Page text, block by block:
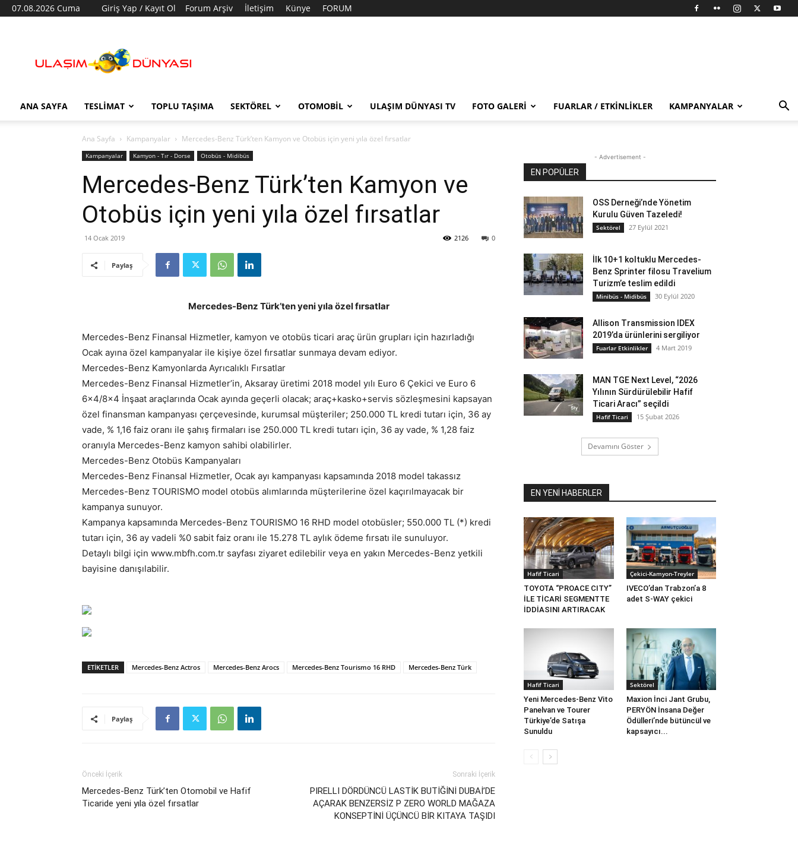
07.08.2026 Cuma Giriş Yap / Kayıt Ol Forum Arşiv İletişim Künye FORUM
Dünyası
ANA SAYFA TESLIMAT TOPLU TAŞIMA SEKTÖREL OTOMOBIL ULAŞIM DÜNYASI TV FOTO GALERI FUARLAR / ETKINLIKLER KAMPANYALAR
Ana Sayfa Kampanyalar Mercedes-Benz Türk’ten Kamyon ve Otobüs için yeni yıla özel fırsatlar
Kampanyalar Kamyon - Tır - Dorse Otobüs - Midibüs
Mercedes-Benz Türk’ten Kamyon ve
Otobüs için yeni yıla özel fırsatlar
14 Ocak 2019 0
2126
Paylaş
Mercedes-Benz Türk’ten yeni yıla özel fırsatlar
Mercedes-Benz Finansal Hizmetler, kamyon ve otobüs ticari araç ürün grupları için hazırladığı
Ocak ayına özel kampanyalar ile kişiye özel fırsatlar sunmaya devam ediyor.
Mercedes-Benz Kamyonlarda Ayrıcalıklı Fırsatlar
Mercedes-Benz Finansal Hizmetler’in, Aksaray üretimi 2018 model yılı Euro 6 Çekici ve Euro 6
6×4/8×4 İnşaat araçlarında Ocak ayında geçerli olacak; araç+kasko+servis sözleşmesini kapsayan
özel finansman kampanyası çerçevesinde, kurumsal müşteriler; 250.000 TL kredi tutarı için, 36 ay
vade, % 1,16 faiz oranı ile şahış firmaları ise 250.000 TL kredi tutarı için, 36 ay vade, % 1,28 faiz
oranıyla Mercedes-Benz kamyon sahibi olabilirler.
Mercedes-Benz Otobüs Kampanyaları
Mercedes-Benz Finansal Hizmetler, Ocak ayı kampanyası kapsamında 2018 model takassız
Mercedes-Benz TOURISMO model otobüs alımlarında müşterilerine özel kaçırılmayacak bir
kampanya sunuyor.
Kampanya kapsamında Mercedes-Benz TOURISMO 16 RHD model otobüsler; 550.000 TL (*) kredi
tutarı için, 36 ay vadeli %0 sabit faiz oranı ile 15.278 TL aylık ödeme fırsatı ile sunuluyor.
Detaylı bilgi için www.mbfh.com.tr sayfası ziyaret edilebilir veya en yakın Mercedes-Benz yetkili
bayisine danışılabilir.
ETIKETLER Mercedes-Benz Actros Mercedes-Benz Arocs Mercedes-Benz Tourismo 16 RHD Mercedes-Benz Türk
Paylaş
Önceki İçerik
Mercedes-Benz Türk’ten Otomobil ve Hafif
Ticaride yeni yıla özel fırsatlar
Sonraki İçerik
PIRELLI DÖRDÜNCÜ LASTİK BUTİĞİNİ DUBAİ’DE
AÇARAK BENZERSİZ P ZERO WORLD MAĞAZA
KONSEPTİNİ ÜÇÜNCÜ BİR KITAYA TAŞIDI
- Advertisement -
EN POPÜLER
OSS Derneği’nde Yönetim
Kurulu Güven Tazeledi!
Sektörel 27 Eylül 2021
İlk 10+1 koltuklu Mercedes-
Benz Sprinter filosu Travelium
Turizm’e teslim edildi
Minibüs - Midibüs 30 Eylül 2020
Allison Transmission IDEX
2019’da ürünlerini sergiliyor
Fuarlar Etkinlikler 4 Mart 2019
MAN TGE Next Level, “2026
Yılının Sürdürülebilir Hafif
Ticari Aracı” seçildi
Hafif Ticari 15 Şubat 2026
Devamını Göster
EN YENİ HABERLER
Hafif Ticari
TOYOTA “PROACE CITY”
İLE TİCARİ SEGMENTTE
İDDİASINI ARTIRACAK
Çekici-Kamyon-Treyler
IVECO’dan Trabzon’a 8
adet S-WAY çekici
Hafif Ticari
Yeni Mercedes-Benz Vito
Panelvan ve Tourer
Türkiye’de Satışa
Sunuldu
Sektörel
Maxion İnci Jant Grubu,
PERYÖN İnsana Değer
Ödülleri’nde bütüncül ve
kapsayıcı...